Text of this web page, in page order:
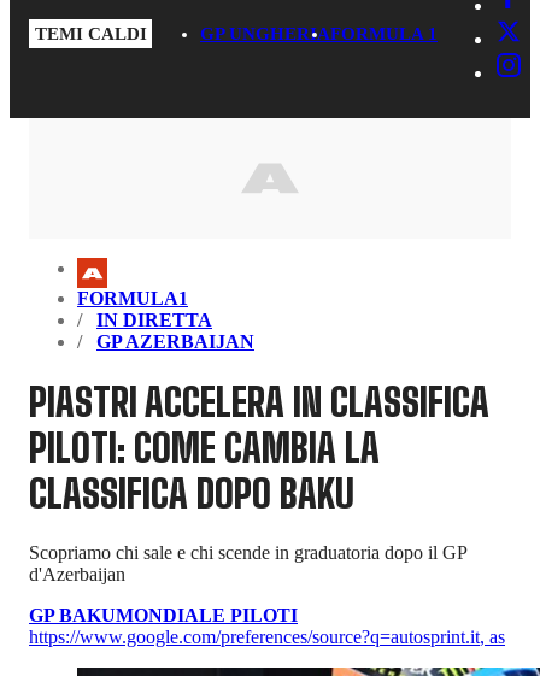
TEMI CALDI GP UNGHERIAFORMULA 1
FORMULA1
IN DIRETTA
GP AZERBAIJAN
PIASTRI ACCELERA IN CLASSIFICA
PILOTI: COME CAMBIA LA
CLASSIFICA DOPO BAKU
Scopriamo chi sale e chi scende in graduatoria dopo il GP
d'Azerbaijan
GP BAKUMONDIALE PILOTI
https://www.google.com/preferences/source?q=autosprint.it, as